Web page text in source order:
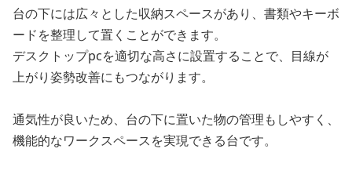
台の下には広々とした収納スペースがあり、書類やキーボ
ードを整理して置くことができます。
デスクトップpcを適切な高さに設置することで、目線が
上がり姿勢改善にもつながります。
通気性が良いため、台の下に置いた物の管理もしやすく、
機能的なワークスペースを実現できる台です。